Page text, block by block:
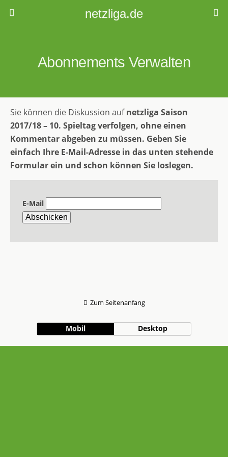
netzliga.de
Abonnements Verwalten
Sie können die Diskussion aufnetzliga Saison
2017/18 – 10. Spieltagverfolgen, ohne einen
Kommentar abgeben zu müssen. Geben Sie
einfach Ihre E-Mail-Adresse in das unten stehende
Formular ein und schon können Sie loslegen.
E-Mail
Zum Seitenanfang
Mobil Desktop